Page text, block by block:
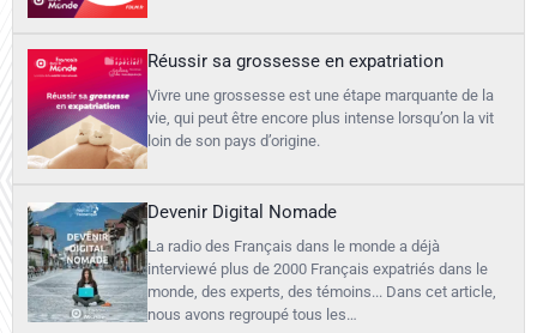
Réussir sa grossesse en expatriation
Vivre une grossesse est une étape marquante de la
vie, qui peut être encore plus intense lorsqu’on la vit
loin de son pays d’origine.
Devenir Digital Nomade
La radio des Français dans le monde a déjà
interviewé plus de 2000 Français expatriés dans le
monde, des experts, des témoins... Dans cet article,
nous avons regroupé tous les…